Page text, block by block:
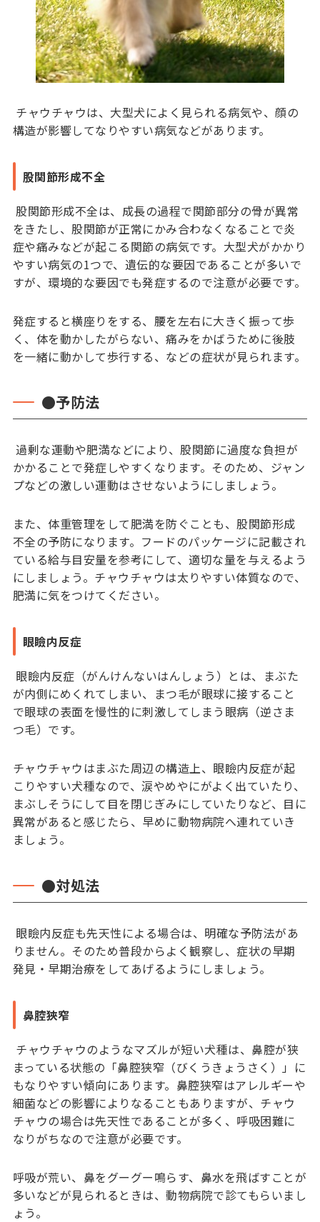
チャウチャウは、大型犬によく見られる病気や、顔の
構造が影響してなりやすい病気などがあります。
股関節形成不全
股関節形成不全は、成長の過程で関節部分の骨が異常
をきたし、股関節が正常にかみ合わなくなることで炎
症や痛みなどが起こる関節の病気です。大型犬がかかり
やすい病気の1つで、遺伝的な要因であることが多いで
すが、環境的な要因でも発症するので注意が必要です。
発症すると横座りをする、腰を左右に大きく振って歩
く、体を動かしたがらない、痛みをかばうために後肢
を一緒に動かして歩行する、などの症状が見られます。
●予防法
過剰な運動や肥満などにより、股関節に過度な負担が
かかることで発症しやすくなります。そのため、ジャン
プなどの激しい運動はさせないようにしましょう。
また、体重管理をして肥満を防ぐことも、股関節形成
不全の予防になります。フードのパッケージに記載され
ている給与目安量を参考にして、適切な量を与えるよう
にしましょう。チャウチャウは太りやすい体質なので、
肥満に気をつけてください。
眼瞼内反症
眼瞼内反症（がんけんないはんしょう）とは、まぶた
が内側にめくれてしまい、まつ毛が眼球に接すること
で眼球の表面を慢性的に刺激してしまう眼病（逆さま
つ毛）です。
チャウチャウはまぶた周辺の構造上、眼瞼内反症が起
こりやすい犬種なので、涙やめやにがよく出ていたり、
まぶしそうにして目を閉じぎみにしていたりなど、目に
異常があると感じたら、早めに動物病院へ連れていき
ましょう。
●対処法
眼瞼内反症も先天性による場合は、明確な予防法があ
りません。そのため普段からよく観察し、症状の早期
発見・早期治療をしてあげるようにしましょう。
鼻腔狹窄
チャウチャウのようなマズルが短い犬種は、鼻腔が狭
まっている状態の「鼻腔狭窄（びくうきょうさく）」に
もなりやすい傾向にあります。鼻腔狭窄はアレルギーや
細菌などの影響によりなることもありますが、チャウ
チャウの場合は先天性であることが多く、呼吸困難に
なりがちなので注意が必要です。
呼吸が荒い、鼻をグーグー鳴らす、鼻水を飛ばすことが
多いなどが見られるときは、動物病院で診てもらいまし
ょう。